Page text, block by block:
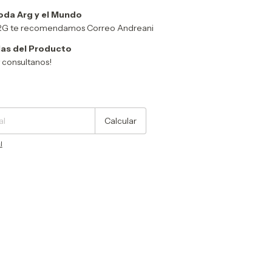
Arg y el Mundo
te recomendamos Correo Andreani
del Producto
Calcular